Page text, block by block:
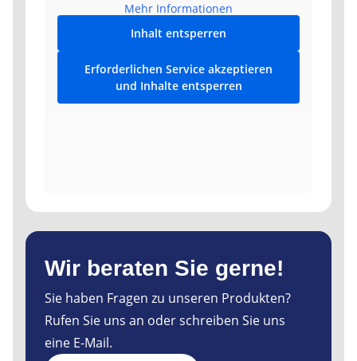
Mehr Informationen
Inhalt entsperren
Erforderlichen Service akzeptieren
und Inhalte entsperren
Wir beraten Sie gerne!
Sie haben Fragen zu unseren Produkten?
Rufen Sie uns an oder schreiben Sie uns
eine E-Mail.